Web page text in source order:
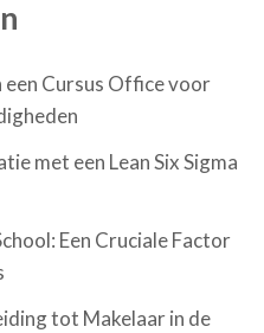
Cursus Office voor
met een Lean Six Sigma
Een Cruciale Factor
tot Makelaar in de